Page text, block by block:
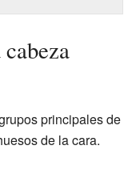
principales de
de la cara.